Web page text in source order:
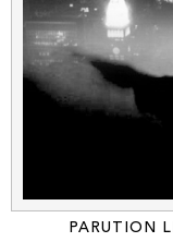
PARUTION